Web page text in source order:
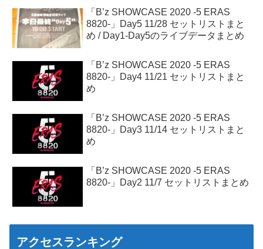
「B’z SHOWCASE 2020 -5 ERAS
8820-」Day5 11/28 セットリストまと
め / Day1-Day5のライブデータまとめ
「B’z SHOWCASE 2020 -5 ERAS
8820-」Day4 11/21 セットリストまと
め
「B’z SHOWCASE 2020 -5 ERAS
8820-」Day3 11/14 セットリストまと
め
「B’z SHOWCASE 2020 -5 ERAS
8820-」Day2 11/7 セットリストまとめ
アクセスランキング